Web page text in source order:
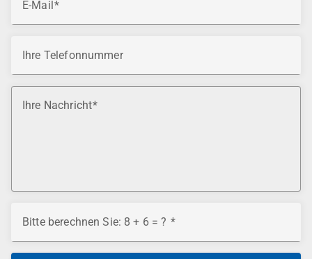
E-Mail
Ihre Telefonnummer
Ihre Nachricht
Bitte berechnen Sie: 8 + 6 = ?